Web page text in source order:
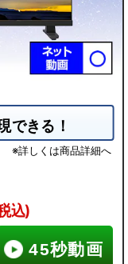
できる！
※詳しくは商品詳細へ
込)
45秒動画